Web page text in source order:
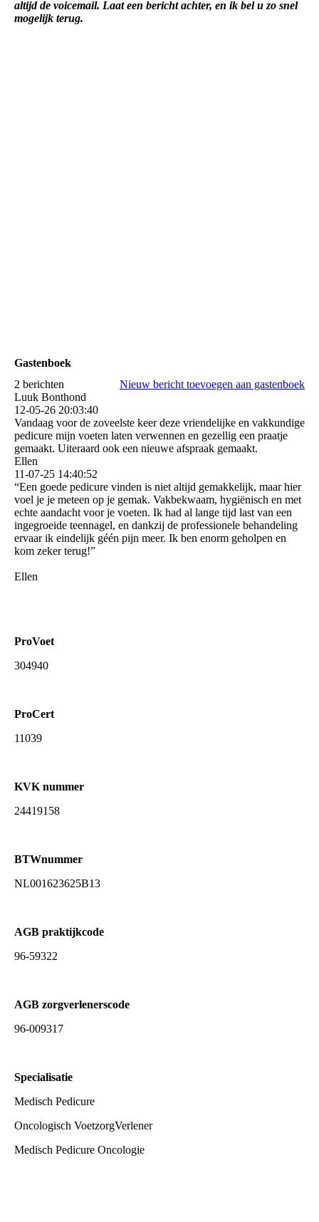
altijd de voicemail. Laat een bericht achter, en ik bel u zo snel
mogelijk terug.
Gastenboek
2 berichten
Nieuw bericht toevoegen aan gastenboek
Luuk Bonthond
12-05-26 20:03:40
Vandaag voor de zoveelste keer deze vriendelijke en vakkundige
pedicure mijn voeten laten verwennen en gezellig een praatje
gemaakt. Uiteraard ook een nieuwe afspraak gemaakt.
Ellen
11-07-25 14:40:52
“Een goede pedicure vinden is niet altijd gemakkelijk, maar hier
voel je je meteen op je gemak. Vakbekwaam, hygiënisch en met
echte aandacht voor je voeten. Ik had al lange tijd last van een
ingegroeide teennagel, en dankzij de professionele behandeling
ervaar ik eindelijk géén pijn meer. Ik ben enorm geholpen en
kom zeker terug!”
Ellen
ProVoet
304940
ProCert
11039
KVK nummer
24419158
BTWnummer
NL001623625B13
AGB praktijkcode
96-59322
AGB zorgverlenerscode
96-009317
Specialisatie
Medisch Pedicure
Oncologisch VoetzorgVerlener
Medisch Pedicure Oncologie